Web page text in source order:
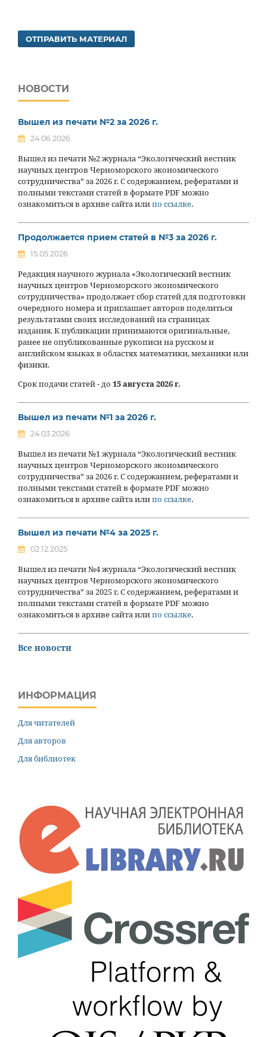
ОТПРАВИТЬ МАТЕРИАЛ
НОВОСТИ
Вышел из печати №2 за 2026 г.
24.06.2026
Вышел из печати №2 журнала “Экологический вестник
научных центров Черноморского экономического
сотрудничества” за 2026 г. С содержанием, рефератами и
полными текстами статей в формате PDF можно
ознакомиться в архиве сайта илипо ссылке.
Продолжается прием статей в №3 за 2026 г.
15.05.2026
Редакция научного журнала «Экологический вестник
научных центров Черноморского экономического
сотрудничества» продолжает сбор статей для подготовки
очередного номера и приглашает авторов поделиться
результатами своих исследований на страницах
издания. К публикации принимаются оригинальные,
ранее не опубликованные рукописи на русском и
английском языках в областях математики, механики или
физики.
Срок подачи статей - до 15 августа 2026 г.
Вышел из печати №1 за 2026 г.
24.03.2026
Вышел из печати №1 журнала “Экологический вестник
научных центров Черноморского экономического
сотрудничества” за 2026 г. С содержанием, рефератами и
полными текстами статей в формате PDF можно
ознакомиться в архиве сайта илипо ссылке.
Вышел из печати №4 за 2025 г.
02.12.2025
Вышел из печати №4 журнала “Экологический вестник
научных центров Черноморского экономического
сотрудничества” за 2025 г. С содержанием, рефератами и
полными текстами статей в формате PDF можно
ознакомиться в архиве сайта илипо ссылке.
Все новости
ИНФОРМАЦИЯ
Для читателей
Для авторов
Для библиотек